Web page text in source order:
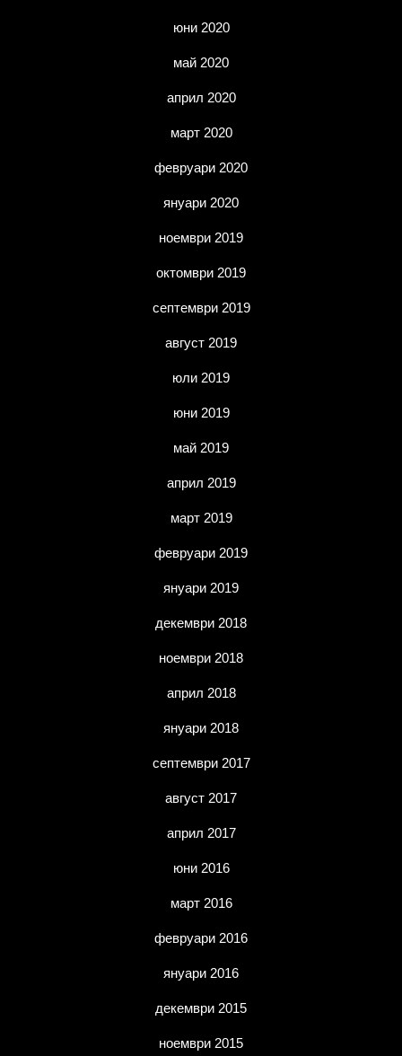
юни 2020
май 2020
април 2020
март 2020
февруари 2020
януари 2020
ноември 2019
октомври 2019
септември 2019
август 2019
юли 2019
юни 2019
май 2019
април 2019
март 2019
февруари 2019
януари 2019
декември 2018
ноември 2018
април 2018
януари 2018
септември 2017
август 2017
април 2017
юни 2016
март 2016
февруари 2016
януари 2016
декември 2015
ноември 2015